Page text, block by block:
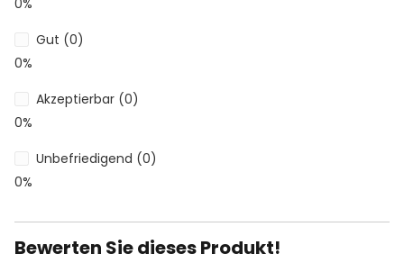
0%
Gut (0)
0%
Akzeptierbar (0)
0%
Unbefriedigend (0)
0%
Bewerten Sie dieses Produkt!